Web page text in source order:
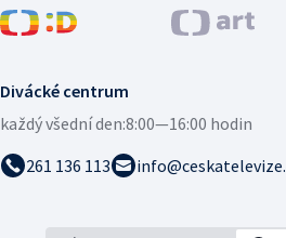
Divácké centrum
každý všední den:8:00—16:00 hodin
261 136 113